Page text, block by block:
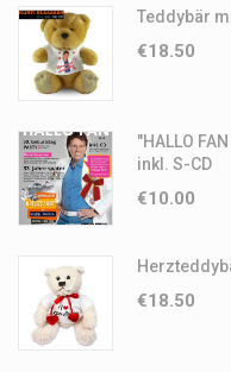
Teddybär
€18.50
"HALLO
inkl. S-CD
€10.00
€18.50